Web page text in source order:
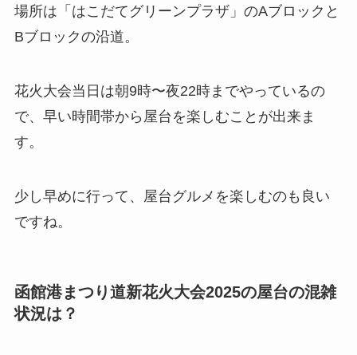
場所は「はこだてグリーンプラザ」のAブロックと
Bブロックの沿道。
花火大会当日は朝9時〜夜22時までやっているの
で、早い時間帯から屋台を楽しむことが出来ま
す。
少し早めに行って、屋台グルメを楽しむのも良い
ですね。
函館港まつり道新花火大会2025の屋台の混雑
状況は？